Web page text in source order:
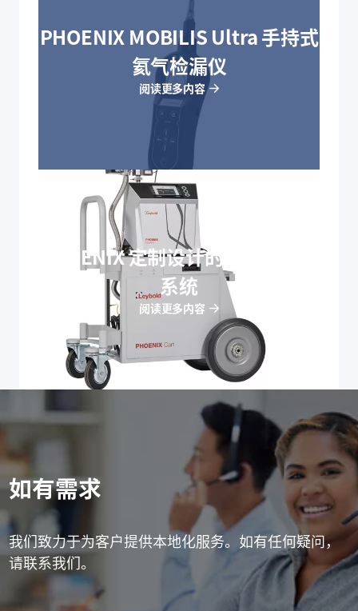
PHOENIX MOBILIS Ultra 手持式
氦气检漏仪
阅读更多内容
PHOENIX 定制设计的移动式检漏
系统
阅读更多内容
如有需求
我们致力于为客户提供本地化服务。如有任何疑问，
请联系我们。